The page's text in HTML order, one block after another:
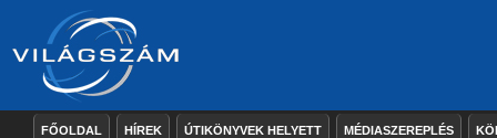
FŐOLDAL HÍREK ÚTIKÖNYVEK HELYETT MÉDIASZEREPLÉS